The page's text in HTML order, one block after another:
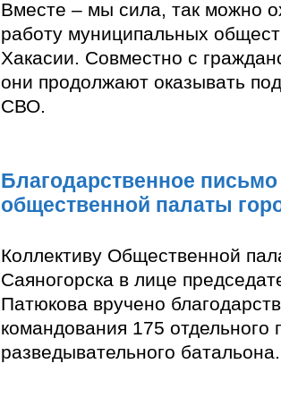
Вместе – мы сила, так можно
работу муниципальных
Хакасии. Совместно с
они продолжают оказывать
СВО.
Благодарственное письмо
общественной палаты
Коллективу Общественной
Саяногорска в лице
Патюкова вручено
командования 175 отдельного
разведывательного батальона.